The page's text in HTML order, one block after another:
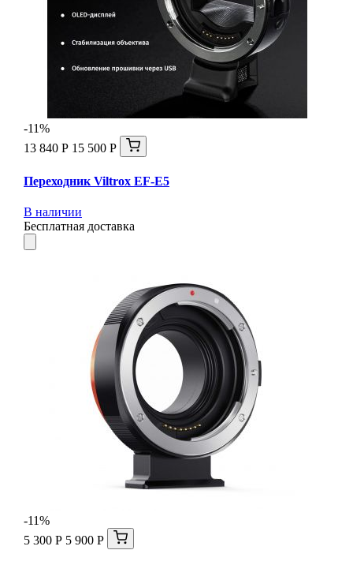
-11%
13 840 Р 15 500 Р
Переходник Viltrox EF-E5
В наличии
Бесплатная доставка
-11%
5 300 Р 5 900 Р